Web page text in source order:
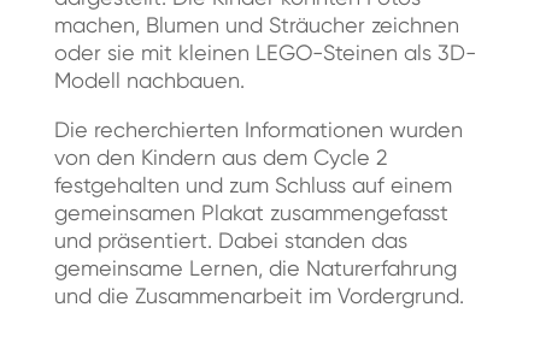
machen, Blumen und Sträucher zeichnen
oder sie mit kleinen LEGO-Steinen als 3D-
Modell nachbauen.
Die recherchierten Informationen wurden
von den Kindern aus dem Cycle 2
festgehalten und zum Schluss auf einem
gemeinsamen Plakat zusammengefasst
und präsentiert. Dabei standen das
gemeinsame Lernen, die Naturerfahrung
und die Zusammenarbeit im Vordergrund.